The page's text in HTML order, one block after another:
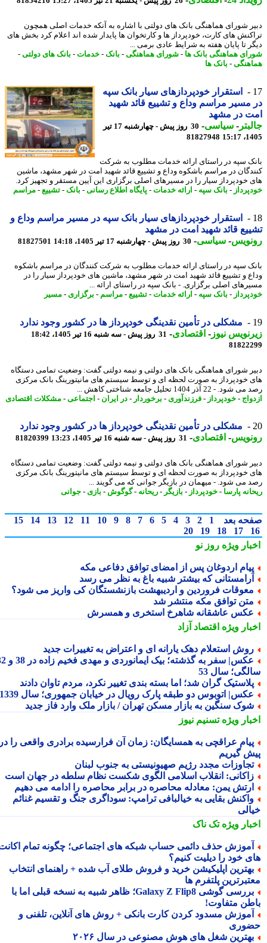
شورای هماهنگی بانک های دولتی با اشاره به آنکه خدمات اصلی همچون
های کارت، خودپرداز ها و کارتخوان ها پایدار شده اند اعلام کرد بخش های
تا پایان هفته به شرایط عادی برمی ...
هماهنگی بانک ها- شورای هماهنگی-بانک -خدمات-بانک های دولتی-
-بانک ها
استقرار خودپردازهای سیار بانک سپه
مسیر مراسم وداع و تشییع قائد شهید
در مشهد
-سیاسی-
30 روز پیش - چهارشنبه 17 تیر
81827948
سپه در راستای ارائه خدمات مطلوب به شرکت
در مراسم باشکوه وداع و تشییع قائد شهید امت در شهر مشهد، ماشین
خودپرداز سیار را در مسیرهای اصلی برگزاری این آیین مستقر و تجهیز کرد.
-بانک سپه -ارائه خدمات-پایگاه اطلاع رسانی-بانک -تشییع-مراسم
استقرار خودپردازهای سیار بانک سپه در مسیر مراسم وداع و
قائد شهید امت در مشهد
-سیاسی-30 روز پیش - چهارشنبه 17 تیر 1405، 14:18 81827501
سپه در راستای ارائه خدمات مطلوب به شرکت کنندگان در مراسم باشکوه
و تشییع قائد شهید امت در شهر مشهد، ماشین های خودپرداز سیار را در
اصلی برگزاری. - بانک سپه در راستای ارائه ...
-بانک سپه -ارائه خدمات-تشییع-مراسم -برگزاری - مسیر
مشکلی در تأمین نقدینگی خودپرداز ها در کشور وجود ندارد
نیوز-اقتصادی-31 روز پیش - سه شنبه 16 تیر 1405، 18:42
شورای هماهنگی بانک های دولتی و نیمه دولتی گفت: وضعیت تمامی دستگاه
خودپرداز به صورت لحظه ای و توسط سیستم های مانیتورینگ بانک مرکزی
- 22 آذر 1404 تحلیل جامعه شناختی کاهش ...
-خودپرداز-فرزندآوری - برخوردار-در ایران - اجتماعی-مشکلات اقتصادی
مشکلی در تأمین نقدینگی خودپرداز ها در کشور وجود ندارد
-اقتصادی-31 روز پیش - سه شنبه 16 تیر 1405، 13:23 81820399
شورای هماهنگی بانک های دولتی و نیمه دولتی گفت: وضعیت تمامی دستگاه
خودپرداز به صورت لحظه ای و توسط سیستم های مانیتورینگ بانک مرکزی
می شود. - میهمان در بازیگر جوانی که می گویند ...
پارسا-خودپرداز-بازیگر-ریحانه-گوگوش-بازی - جوانی
بعد 1
2
3
4
5
6
7
8
9
10
11
12
13
14
15
17
18
19
20
ویژهروز نو
اردوغان پس از امضای توافق دفاعی مکه
که بیشتر شبیه باغ به نظر می رسد
فروردین و اردیبهشت بازنشستگان کی واریز می شود؟
توافق مکه منتشر شد
عاشقانه شاهرخ استخری و همسرش
ویژهاقتصاد آزاد
استعلام دهک یارانه ای و اعتراض به تغییرات جدید
عکس| سفر به گذشته؛ بیک ایمانوردی و مهدی فخیم زاده در 38 و 32
سال 53
گران شد؛ اما بسته بندی تغییر نکرد، مردم تاوان دادند
اتوبوس دو طبقه پارک رویال در خیابان جمهوری؛ سال 1339
سنگین به بازار مسکن تهران / بازار ملک وارد فاز جدید
ویژهتسنیم نیوز
عراقچی به همسایگان: زمان آن فرارسیده برادری واقعی را در
گیریم
مجدد رژیم صهیونیستی به جنوب لبنان
انقلاب اسلامی الگوی شکست نظام سلطه در جهان است
یمن: معادله محاصره در برابر محاصره را ادامه می دهیم
بقایی به خیالبافی ترامپ: سوداگری جنگ و تقسیم غنائم
ویژهتک ناک
حذف دائمی حساب شبکه های اجتماعی؛ چگونه تمام اکانت
خود را دیلیت کنیم؟
اپلیکیشن خرید و فروش طلای آب شده + راهنمای انتخاب
پلتفرم ها
بررسی گوشی Galaxy Z Flip8؛ ظاهر شبیه به نسخه قبلی اما با
متفاوت!
مسدود کردن کارت بانکی + روش های آنلاین، تلفنی و
شغل های هوش مصنوعی در سال ۲۰۲۶